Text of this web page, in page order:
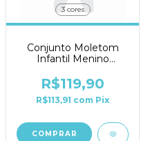
3 cores
Conjunto Moletom
Infantil Menino
126475
R$119,90
R$113,91 com Pix
COMPRAR